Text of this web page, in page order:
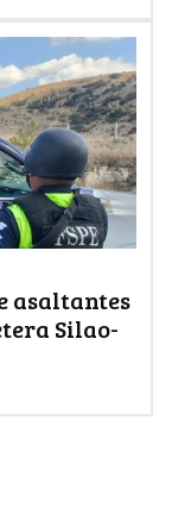
asaltantes
Silao-